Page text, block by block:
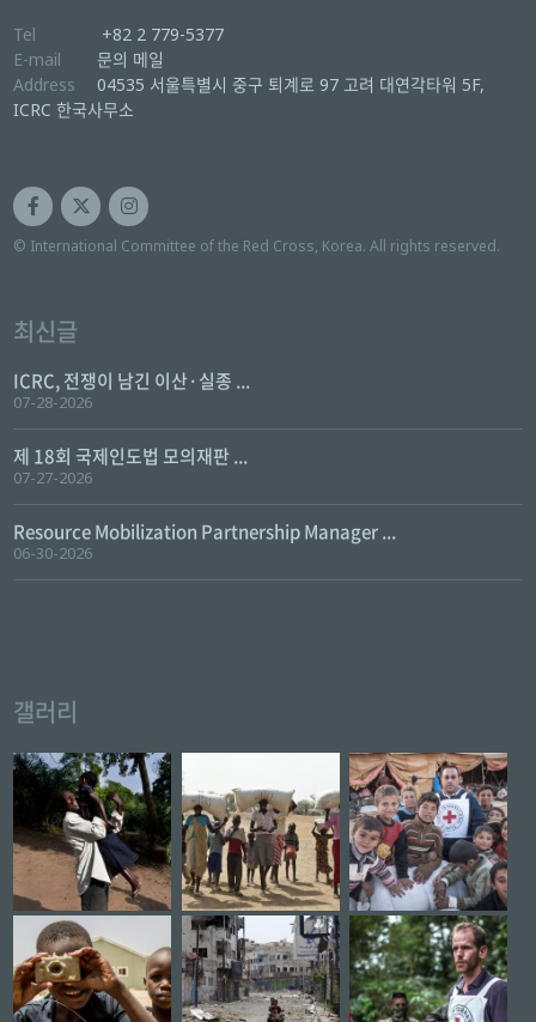
Tel
+82 2 779-5377
E-mail
문의 메일
Address
04535 서울특별시 중구 퇴계로 97 고려 대연각타워 5F,
ICRC 한국사무소
© International Committee of the Red Cross, Korea. All rights reserved.
최신글
ICRC, 전쟁이 남긴 이산·실종 ...
07-28-2026
제 18회 국제인도법 모의재판 ...
07-27-2026
Resource Mobilization Partnership Manager ...
06-30-2026
갤러리